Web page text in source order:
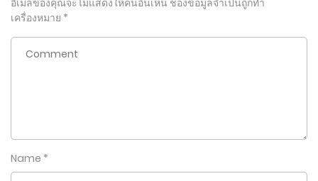
อีเมลของคุณจะไม่แสดงให้คนอื่นเห็น ช่องข้อมูลจำเป็นถูกทำ
เครื่องหมาย *
Name *